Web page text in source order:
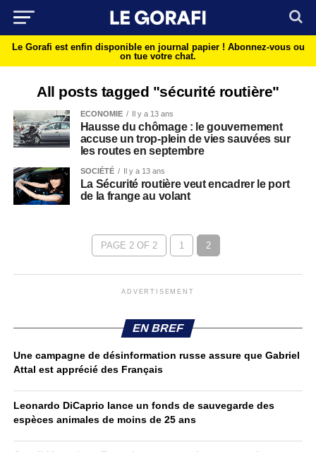
Le Gorafi est enfin disponible en journal papier ! Abonnez-vous ou
on tue votre chat.
All posts tagged "sécurité routière"
ECONOMIE Il y a 13 ans
Hausse du chômage : le gouvernement
accuse un trop-plein de vies sauvées sur
les routes en septembre
SOCIÉTÉ Il y a 13 ans
La Sécurité routière veut encadrer le port
de la frange au volant
PAGE 2 OF 2 1 2
ADVERTISEMENT
EN BREF
Une campagne de désinformation russe assure que Gabriel
Attal est apprécié des Français
Leonardo DiCaprio lance un fonds de sauvegarde des
espèces animales de moins de 25 ans